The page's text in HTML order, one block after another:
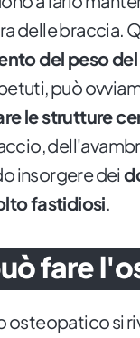
delle braccia.
del peso
può
le strutture
insorgere dei
fastidiosi.
fare
osteopatico si